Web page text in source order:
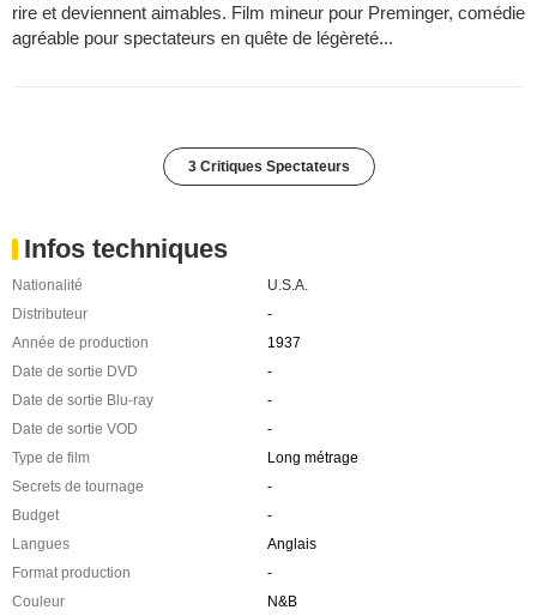
rire et deviennent aimables. Film mineur pour Preminger, comédie
agréable pour spectateurs en quête de légèreté...
3 Critiques Spectateurs
Infos techniques
Nationalité
U.S.A.
Distributeur
-
Année de production
1937
Date de sortie DVD
-
Date de sortie Blu-ray
-
Date de sortie VOD
-
Type de film
Long métrage
Secrets de tournage
-
Budget
-
Langues
Anglais
Format production
-
Couleur
N&B